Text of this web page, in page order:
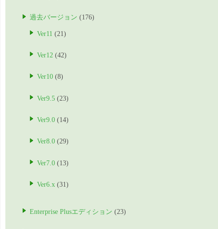
過去バージョン (176)
Ver11 (21)
Ver12 (42)
Ver10 (8)
Ver9.5 (23)
Ver9.0 (14)
Ver8.0 (29)
Ver7.0 (13)
Ver6.x (31)
Enterprise Plusエディション (23)